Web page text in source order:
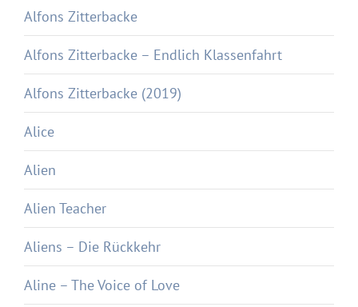
Alfons Zitterbacke
Alfons Zitterbacke – Endlich Klassenfahrt
Alfons Zitterbacke (2019)
Alice
Alien
Alien Teacher
Aliens – Die Rückkehr
Aline – The Voice of Love